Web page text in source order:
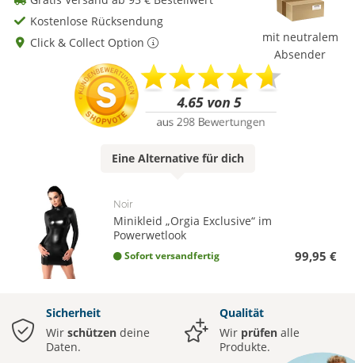
Kostenlose Rücksendung
Click & Collect Option
mit neutralem
Absender
Eine Alternativefür dich
Noir
Minikleid „Orgia Exclusive“ im
Powerwetlook
Sofort versandfertig 99,95 €
Sicherheit
Wir schützen deine
Daten.
Qualität
Wir prüfen alle
Produkte.